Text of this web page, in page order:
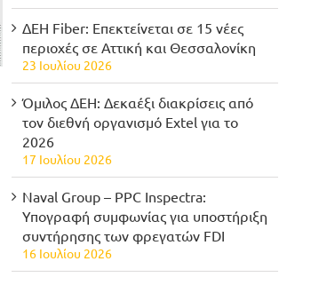
ΔΕΗ Fiber: Επεκτείνεται σε 15 νέες
περιοχές σε Αττική και Θεσσαλονίκη
23 Ιουλίου 2026
Όμιλος ΔΕΗ: Δεκαέξι διακρίσεις από
τον διεθνή οργανισμό Extel για το
2026
17 Ιουλίου 2026
Naval Group – PPC Inspectra:
Υπογραφή συμφωνίας για υποστήριξη
συντήρησης των φρεγατών FDI
16 Ιουλίου 2026